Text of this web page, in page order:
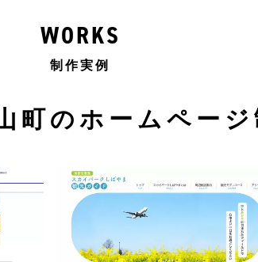
WORKS
制作実例
町のホームペー